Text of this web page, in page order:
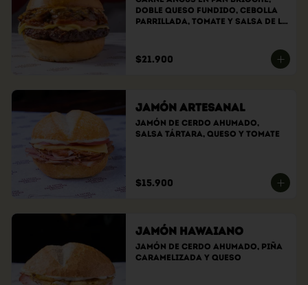
doble queso fundido, cebolla
parrillada, tomate y salsa de la
$21.900
Jamón Artesanal
Jamón de cerdo ahumado,
salsa tártara, queso y tomate
$15.900
Jamón Hawaiano
Jamón de cerdo ahumado, piña
caramelizada y queso